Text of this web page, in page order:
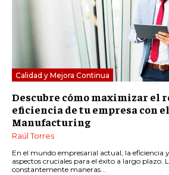
Calidad y Mejora Continua
Descubre cómo maximizar el
eficiencia de tu empresa con
Manufacturing
Raúl Torres
En el mundo empresarial actual, la eficiencia
aspectos cruciales para el éxito a largo plazo.
constantemente maneras...